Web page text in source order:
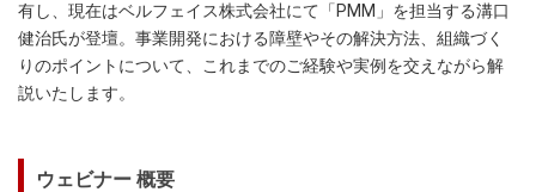
有し、現在はベルフェイス株式会社にて「PMM」を担当する溝口
健治氏が登壇。事業開発における障壁やその解決方法、組織づく
りのポイントについて、これまでのご経験や実例を交えながら解
説いたします。
ウェビナー 概要